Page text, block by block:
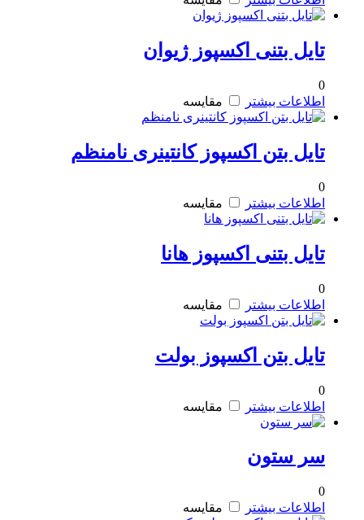
تایل بتنی اکسپوز ژیوان
0
اطلاعات بیشتر
مقایسه
تایل بتن اکسپوز کانتینری نامنظم
0
اطلاعات بیشتر
مقایسه
تایل بتنی اکسپوز هانا
0
اطلاعات بیشتر
مقایسه
تایل بتن اکسپوز بولت
0
اطلاعات بیشتر
مقایسه
سر ستون
0
اطلاعات بیشتر
مقایسه